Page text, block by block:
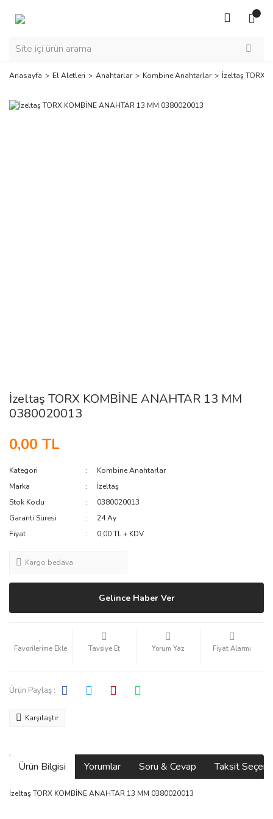
Anasayfa El Aletleri Anahtarlar Kombine Anahtarlar İzeltaş TORX
İzeltaş TORX KOMBİNE ANAHTAR 13 MM
0380020013
0,00 TL
Kategori
Kombine Anahtarlar
Marka
İzeltaş
Stok Kodu
0380020013
Garanti Süresi
24 Ay
Fiyat
0,00 TL + KDV
Kargo bedava
Gelince Haber Ver
Tavsiye Et Yorum Yaz Fiyat Alarmı
Ürün Paylaş :
Karşılaştır
Ürün Bilgisi Yorumlar Soru & Cevap Taksit
İzeltaş TORX KOMBİNE ANAHTAR 13 MM 0380020013